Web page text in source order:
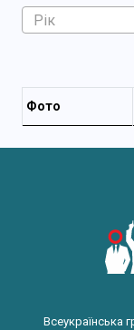
Фото
Всеукраїнська